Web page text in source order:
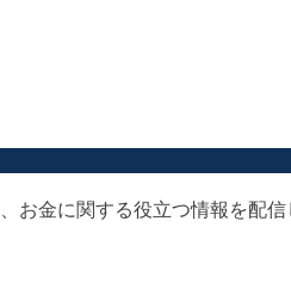
お金に関する役立つ情報を配信